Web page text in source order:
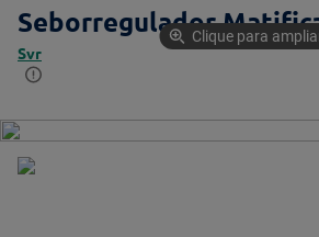
Seborregulador
Svr
Clique para